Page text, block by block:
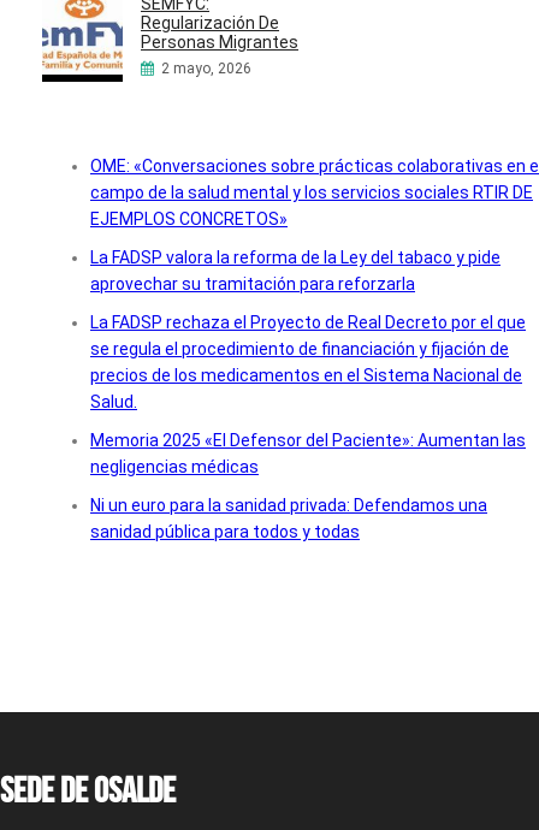
Regularización De
Personas Migrantes
2 mayo, 2026
OME: «Conversaciones sobre prácticas colaborativas en
campo de la salud mental y los servicios sociales RTIR DE
EJEMPLOS CONCRETOS»
La FADSP valora la reforma de la Ley del tabaco y pide
aprovechar su tramitación para reforzarla
La FADSP rechaza el Proyecto de Real Decreto por el que
se regula el procedimiento de financiación y fijación de
precios de los medicamentos en el Sistema Nacional de
Salud.
Memoria 2025 «El Defensor del Paciente»: Aumentan las
negligencias médicas
Ni un euro para la sanidad privada: Defendamos una
sanidad pública para todos y todas
Sede de OSALDE